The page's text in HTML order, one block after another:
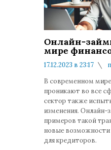
Онлайн-
мире
17.12.2023 в 23:17
В современном
проникают во все
сектор также
изменения. Онлайн-
примеров такой
новые возможности
для кредиторов.